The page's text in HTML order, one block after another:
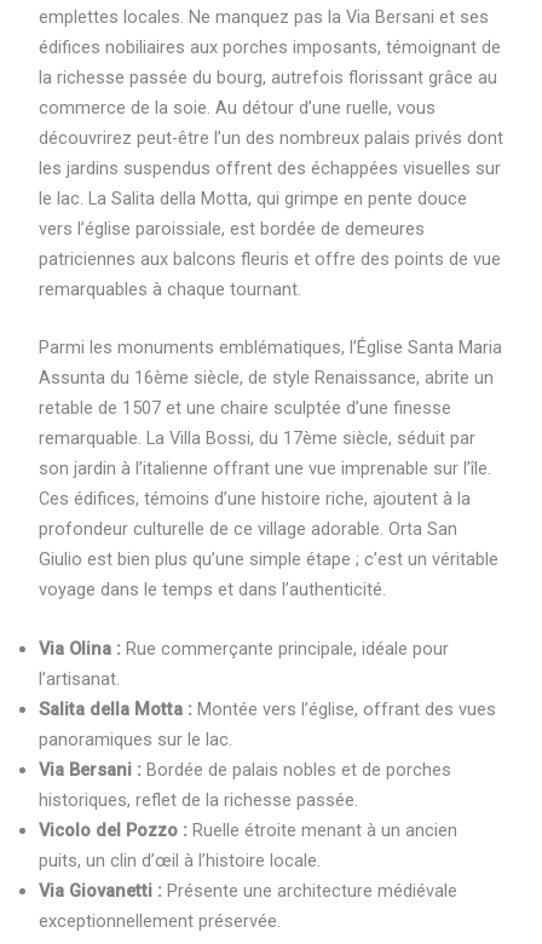
emplettes locales. Ne manquez pas la Via Bersani et ses
édifices nobiliaires aux porches imposants, témoignant de
la richesse passée du bourg, autrefois florissant grâce au
commerce de la soie. Au détour d’une ruelle, vous
découvrirez peut-être l’un des nombreux palais privés dont
les jardins suspendus offrent des échappées visuelles sur
le lac. La Salita della Motta, qui grimpe en pente douce
vers l’église paroissiale, est bordée de demeures
patriciennes aux balcons fleuris et offre des points de vue
remarquables à chaque tournant.
Parmi les monuments emblématiques, l’Église Santa Maria
Assunta du 16ème siècle, de style Renaissance, abrite un
retable de 1507 et une chaire sculptée d’une finesse
remarquable. La Villa Bossi, du 17ème siècle, séduit par
son jardin à l’italienne offrant une vue imprenable sur l’île.
Ces édifices, témoins d’une histoire riche, ajoutent à la
profondeur culturelle de ce village adorable. Orta San
Giulio est bien plus qu’une simple étape ; c’est un véritable
voyage dans le temps et dans l’authenticité.
Via Olina :Rue commerçante principale, idéale pour
l’artisanat.
Salita della Motta :Montée vers l’église, offrant des vues
panoramiques sur le lac.
Via Bersani :Bordée de palais nobles et de porches
historiques, reflet de la richesse passée.
Vicolo del Pozzo :Ruelle étroite menant à un ancien
puits, un clin d’œil à l’histoire locale.
Via Giovanetti :Présente une architecture médiévale
exceptionnellement préservée.